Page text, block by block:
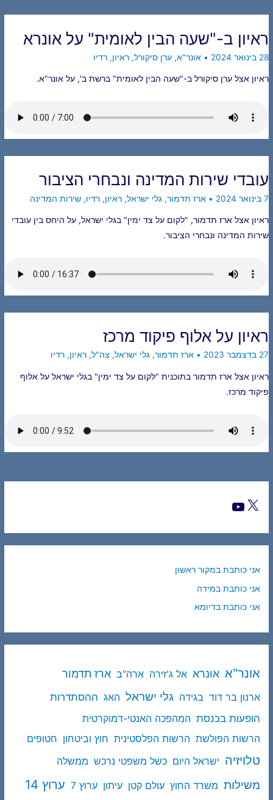
ראיון ב-"שעה הבין לאומית" על אונרא
28 בינואר 2024 • אונר"א, ערן סיקורל, ראיון, רדיו
ראיון אצל ערן סיקורל ב-"שעה הבין לאומית" ברשת ב', על אונר"א.
עובדי שירות המדינה ונבחרי הציבור
7 בינואר 2024 • ארז תדמור, גלי ישראל, ראיון, רדיו, שירות המדינה
ראיון אצל ארז תדמור, "לקום על צד ימין" בגלי ישראל, על היחס בין עובדי
שירות המדינה ונבחרי הציבור.
ראיון על אלוף פיקוד מרכז
27 בדצמבר 2023 • ארז תדמור, גלי ישראל, צה"ל, ראיון, רדיו
ראיון אצל ארז תדמור בתוכנית "לקום על צד ימין" בגלי ישראל על אלוף
פיקוד מרכז.
אני כותבת במקור ראשון
אני כותבת במידה
אני כותבת בדיומא
אונר"א אונרא אל ג'זירה ארה"ב ארז תדמור
ארנון בר דוד בגידה גלי ישראל האג
ההסתדרות
הופעות בכנסת
המהפכה האנטי-דמוקרטית
הרשות הפולשת
הרשות הפלסטינית חוץ וביטחון חטופים
טלויזיה ישראל היום כשל משפטי נרכש ממשלה
משילות משרד החוץ עולם קטן עיתון ערוץ 7 ערוץ 14